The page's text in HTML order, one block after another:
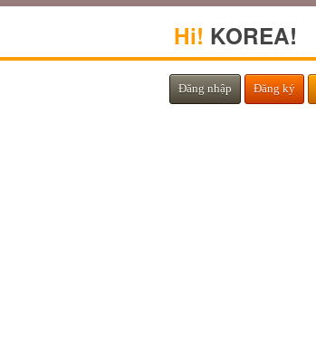
Hi! KOREA!
Đăng nhập Đăng ký